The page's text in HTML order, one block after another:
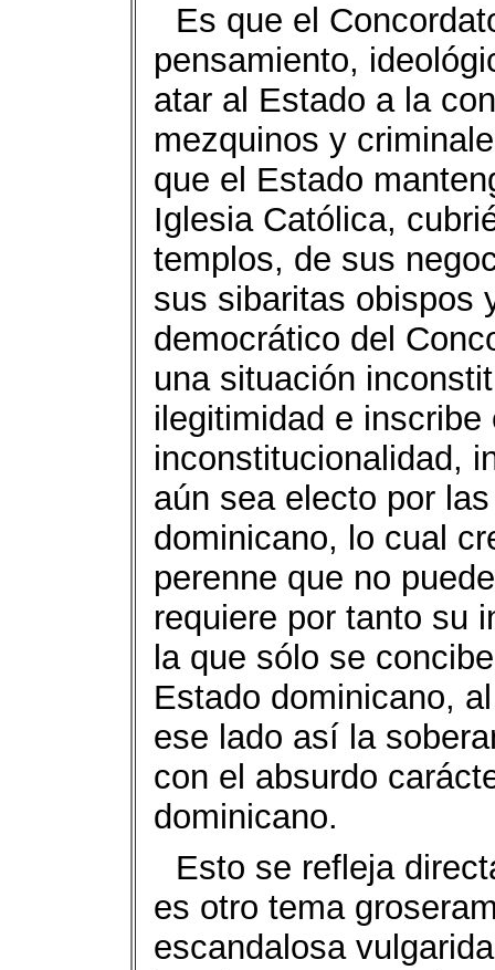
Es que el
pensamiento,
atar al Estado a la
mezquinos y
que el Estado
Iglesia Católica,
templos, de sus
sus sibaritas obispos
democrático del
una situación
ilegitimidad e
inconstitucionalidad,
aún sea electo por
dominicano, lo cual
perenne que no
requiere por tanto su
la que sólo se
Estado dominicano,
ese lado así la
con el absurdo
dominicano.
Esto se refleja
es otro tema
escandalosa